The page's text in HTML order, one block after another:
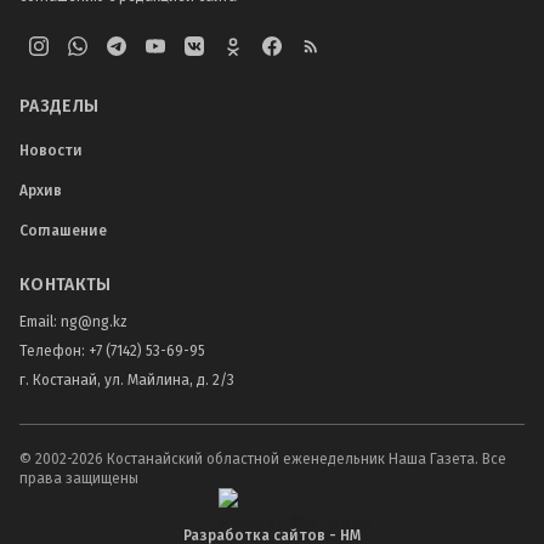
РАЗДЕЛЫ
Новости
Архив
Соглашение
КОНТАКТЫ
Email: ng@ng.kz
Телефон: +7 (7142) 53-69-95
г. Костанай, ул. Майлина, д. 2/3
© 2002-2026 Костанайский областной еженедельник Наша Газета. Все
права защищены
Разработка сайтов - НМ